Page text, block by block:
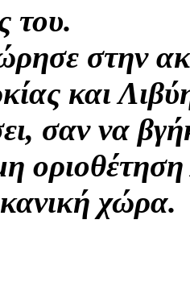
του.
στην
και
σαν να
χώρα.